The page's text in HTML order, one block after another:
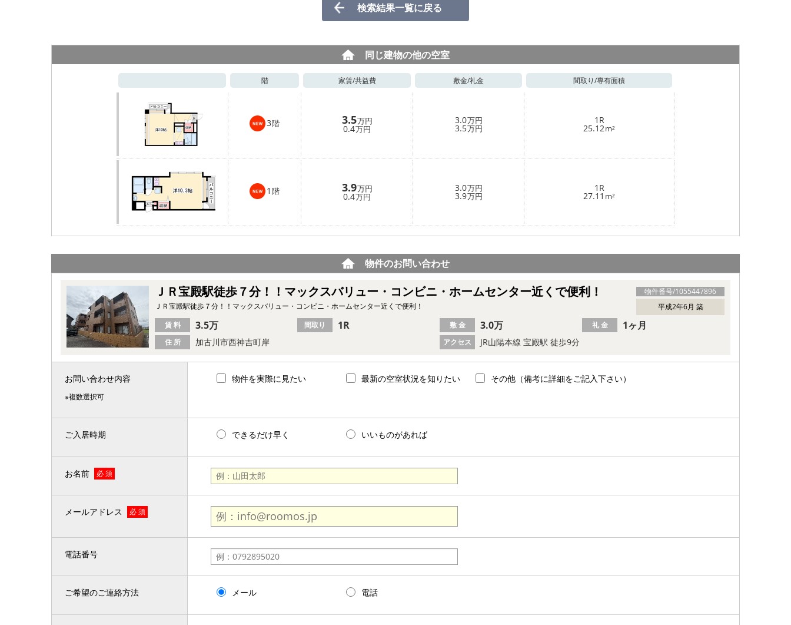
検索結果一覧に戻る
同じ建物の他の空室
階 家賃/共益費 敷金/礼金 間取り/専有面積
3階 3.5万円
0.4万円
3.0万円
3.5万円
1R
25.12m²
1 階 3.9万円
0.4万円
3.0万円
3.9万円
1R
27.11 m²
物件のお問い合わせ
物件番号/1055447896
ＪＲ宝殿駅徒歩７分！！マックスバリュー・コンビニ・ホームセンター近くで便利！
平成2年6月 築
ＪＲ宝殿駅徒歩７分！！マックスバリュー・コンビニ・ホームセンター近くで便利！
住 所 加古川市西神吉町岸 アクセス JR山陽本線 宝殿駅 徒歩9分
賃 料 3.5万 間取り 1R 敷 金 3.0万 礼 金 1ヶ月
お問い合わせ内容
※複数選択可
物件を実際に見たい 最新の空室状況を知りたい その他（備考に詳細をご記入下さい）
ご入居時期 できるだけ早く いいものがあれば
お名前 必 須
メールアドレス 必 須
電話番号
ご希望のご連絡方法 メール 電話